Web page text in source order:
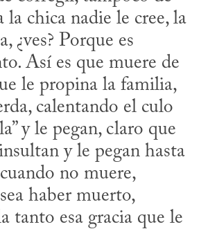
la chica nadie le cree, la
¿ves? Porque es
Así es que muere de
le propina la familia,
calentando el culo
y le pegan, claro que
y le pegan hasta
no muere,
haber muerto,
tanto esa gracia que le